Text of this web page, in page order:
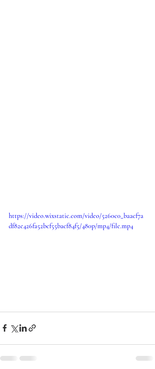
https://video.wixstatic.com/video/5260c0_baacf7a
df82e426fa52bcf55bacf84f5/480p/mp4/file.mp4